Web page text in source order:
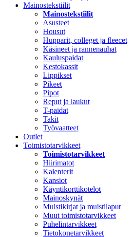
Mainostekstiilit
Mainostekstiilit
Asusteet
Housut
Hupparit, colleget ja fleecet
Käsineet ja rannenauhat
Kauluspaidat
Kestokassit
Lippikset
Pikeet
Pipot
Reput ja laukut
T-paidat
Takit
Työvaatteet
Outlet
Toimistotarvikkeet
Toimistotarvikkeet
Hiirimatot
Kalenterit
Kansiot
Käyntikorttikotelot
Mainoskynät
Muistikirjat ja muistilaput
Muut toimistotarvikkeet
Puhelintarvikkeet
Tietokonetarvikkeet